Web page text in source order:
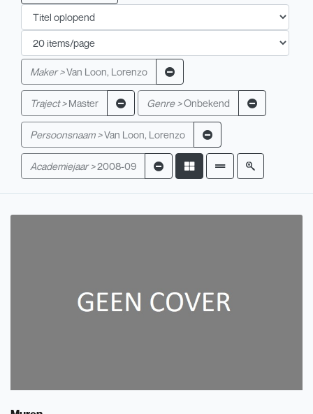
Maker >Van Loon, Lorenzo
Traject > Master Genre >Onbekend
Persoonsnaam >Van Loon, Lorenzo
Academiejaar >2008-09